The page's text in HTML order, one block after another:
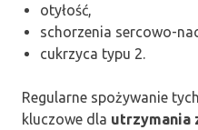
otyłość,
schorzenia sercowo-
cukrzyca typu 2.
Regularne spożywanie
kluczowe dla utrzymania